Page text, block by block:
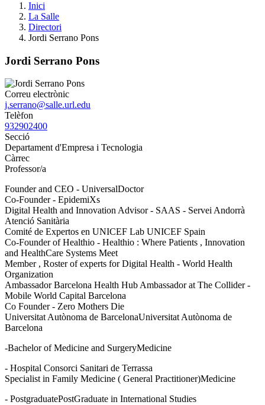
Inici
La Salle
Directori
Jordi Serrano Pons
Jordi Serrano Pons
Correu electrònic
j.serrano@salle.url.edu
Telèfon
932902400
Secció
Departament d'Empresa i Tecnologia
Càrrec
Professor/a
Founder and CEO - UniversalDoctor
Co-Founder - EpidemiXs
Digital Health and Innovation Advisor - SAAS - Servei Andorrà
Atenció Sanitària
Comité de Expertos en UNICEF Lab UNICEF Spain
Co-Founder of Healthio - Healthio : Where Patients , Innovation
and HealthCare Systems Meet
Member , Roster of experts for Digital Health - World Health
Organization
Ambassador Barcelona Health Hub Ambassador at The Collider -
Mobile World Capital Barcelona
Co Founder - Zero Mothers Die
Universitat Autònoma de BarcelonaUniversitat Autònoma de
Barcelona
-Bachelor of Medicine and SurgeryMedicine
- Hospital Consorci Sanitari de Terrassa
Specialist in Family Medicine ( General Practitioner)Medicine
- PostgraduatePostGraduate in International Studies